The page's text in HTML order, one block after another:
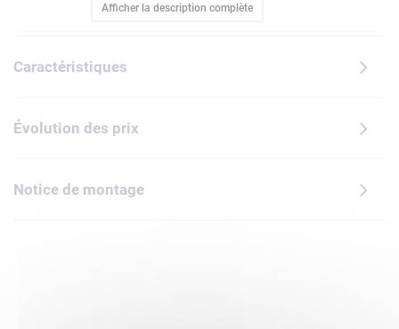
bureau, ce modèle à exposer est entièrement articulé pour
à construire qui s'ouvre pour révéler des références aux
Ratatouille, Monstres et Cie, Toy Story et Nemo.
Cet hommage en briques au monde de l'animation ravira les
des émotions et des mouvements humain que Disney Pixar
a su insuffler à des objets inanimés. Vous pouvez même
Afficher la description complète
Caractéristiques
Évolution des prix
Notice de montage